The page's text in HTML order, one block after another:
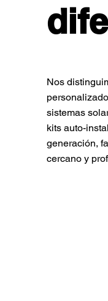
Nos
sistemas
kits auto-
generación,
cercano y